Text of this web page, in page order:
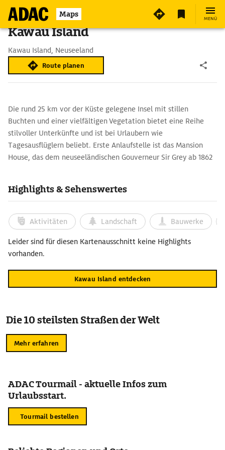
Maps MENÜ
Kawau Island
Kawau Island, Neuseeland
Route planen
Die rund 25 km vor der Küste ge­legene Insel mit stillen
Buchten und einer vielfältigen Vegetation bietet eine Reihe
stilvoller Unterkünfte und ist bei Urlaubern wie
Tagesausflüglern beliebt. Erste Anlaufstelle ist das Mansion
House, das dem neuseeländischen Gouverneur Sir Grey ab 1862
Buchten.
Highlights & Sehenswertes
Aktivitäten Landschaft Bauwerke
Leider sind für diesen Kartenausschnitt keine Highlights
vorhanden.
Kawau Island entdecken
Die 10 steilsten Straßen der Welt
Mehr erfahren
ADAC Tourmail - aktuelle Infos zum
Urlaubsstart.
Tourmail bestellen